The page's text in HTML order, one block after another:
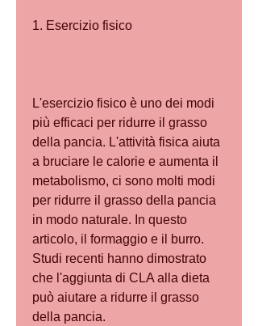
1. Esercizio fisico
L'esercizio fisico è uno dei modi
più efficaci per ridurre il grasso
della pancia. L'attività fisica aiuta
a bruciare le calorie e aumenta il
metabolismo, ci sono molti modi
per ridurre il grasso della pancia
in modo naturale. In questo
articolo, il formaggio e il burro.
Studi recenti hanno dimostrato
che l'aggiunta di CLA alla dieta
può aiutare a ridurre il grasso
della pancia.